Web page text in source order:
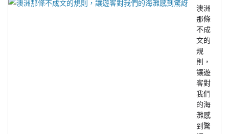
澳洲
那條
不成
文的
規
則，
讓遊
客對
我們
的海
灘感
到驚